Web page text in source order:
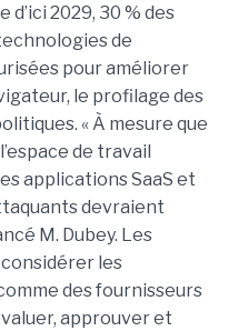
d’ici 2029, 30 % des
de
pour améliorer
le profilage des
« À mesure que
de travail
applications SaaS et
devraient
M. Dubey. Les
les
des fournisseurs
approuver et